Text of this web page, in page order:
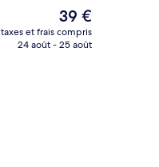
Le
prix
actuel
39 €
taxes et frais compris
24 août - 25 août